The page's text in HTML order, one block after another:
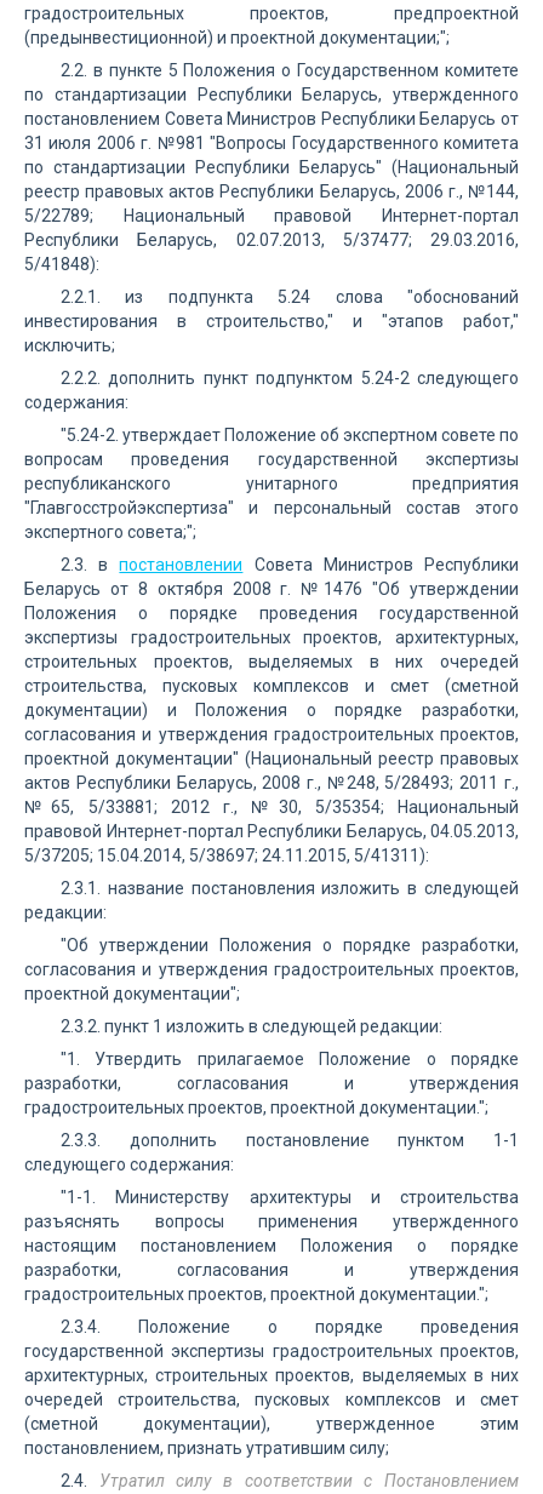
градостроительных проектов, предпроектной
(предынвестиционной) и проектной документации;";
2.2. в пункте 5 Положения о Государственном комитете
по стандартизации Республики Беларусь, утвержденного
постановлением Совета Министров Республики Беларусь от
31 июля 2006 г. №981 "Вопросы Государственного комитета
по стандартизации Республики Беларусь" (Национальный
реестр правовых актов Республики Беларусь, 2006 г., №144,
5/22789; Национальный правовой Интернет-портал
Республики Беларусь, 02.07.2013, 5/37477; 29.03.2016,
5/41848):
2.2.1. из подпункта 5.24 слова "обоснований
инвестирования в строительство," и "этапов работ,"
исключить;
2.2.2. дополнить пункт подпунктом 5.24-2 следующего
содержания:
"5.24-2. утверждает Положение об экспертном совете по
вопросам проведения государственной экспертизы
республиканского унитарного предприятия
"Главгосстройэкспертиза" и персональный состав этого
экспертного совета;";
2.3. впостановлении Совета Министров Республики
Беларусь от 8 октября 2008 г. №1476 "Об утверждении
Положения о порядке проведения государственной
экспертизы градостроительных проектов, архитектурных,
строительных проектов, выделяемых в них очередей
строительства, пусковых комплексов и смет (сметной
документации) и Положения о порядке разработки,
согласования и утверждения градостроительных проектов,
проектной документации" (Национальный реестр правовых
актов Республики Беларусь, 2008 г., №248, 5/28493; 2011 г.,
№65, 5/33881; 2012 г., №30, 5/35354; Национальный
правовой Интернет-портал Республики Беларусь, 04.05.2013,
5/37205; 15.04.2014, 5/38697; 24.11.2015, 5/41311):
2.3.1. название постановления изложить в следующей
редакции:
"Об утверждении Положения о порядке разработки,
согласования и утверждения градостроительных проектов,
проектной документации";
2.3.2. пункт 1 изложить в следующей редакции:
"1. Утвердить прилагаемое Положение о порядке
разработки, согласования и утверждения
градостроительных проектов, проектной документации.";
2.3.3. дополнить постановление пунктом 1-1
следующего содержания:
"1-1. Министерству архитектуры и строительства
разъяснять вопросы применения утвержденного
настоящим постановлением Положения о порядке
разработки, согласования и утверждения
градостроительных проектов, проектной документации.";
2.3.4. Положение о порядке проведения
государственной экспертизы градостроительных проектов,
архитектурных, строительных проектов, выделяемых в них
очередей строительства, пусковых комплексов и смет
(сметной документации), утвержденное этим
постановлением, признать утратившим силу;
2.4. Утратил силу в соответствии с Постановлением